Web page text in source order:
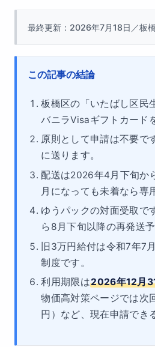
最終更新：2026年7月18日／板
この記事の結論
板橋区の「いたばし区民
バニラVisaギフトカード
原則として申請は不要で
に送ります。
配送は2026年4月下旬か
月になっても未着なら専
ゆうパックの対面受取で
ら8月下旬以降の再発送
旧3万円給付は令和7年7
制度です。
利用期限は2026年12月
物価高対策ページでは次
円）など、現在申請でき